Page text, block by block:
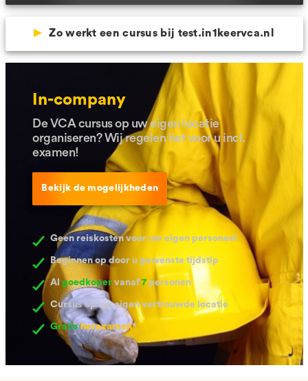
Zo werkt een cursus bij test.in1keervca.nl
In-company
De VCA cursus op uw eigen locatie
organiseren? Wij regelen het voor u incl.
examen!
Bekijk de mogelijkheden
Geen reiskosten voor uw eigen personeel
Beginnen op door u gewenste tijdstip
Algoedkoper vanaf7personen
Cursus op uw eigen vertrouwde locatie
Gratis herexamen*